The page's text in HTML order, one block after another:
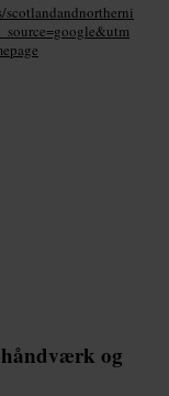
scotlandandnortherni
og